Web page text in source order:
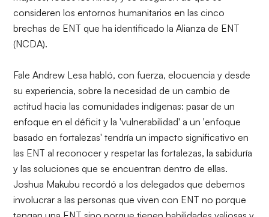
consideren los entornos humanitarios en las cinco
brechas de ENT que ha identificado la Alianza de ENT
(NCDA).
Fale Andrew Lesa habló, con fuerza, elocuencia y desde
su experiencia, sobre la necesidad de un cambio de
actitud hacia las comunidades indígenas: pasar de un
enfoque en el déficit y la 'vulnerabilidad' a un 'enfoque
basado en fortalezas' tendría un impacto significativo en
las ENT al reconocer y respetar las fortalezas, la sabiduría
y las soluciones que se encuentran dentro de ellas.
Joshua Makubu recordó a los delegados que debemos
involucrar a las personas que viven con ENT no porque